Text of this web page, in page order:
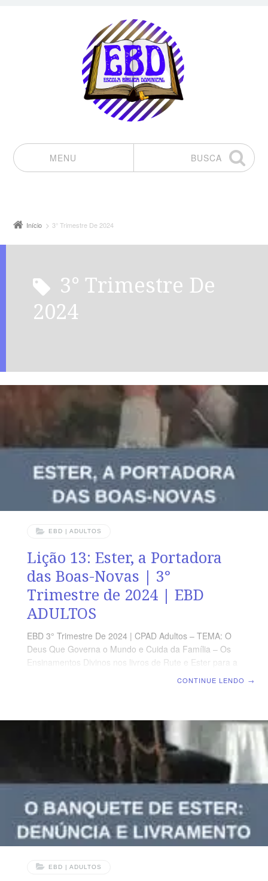
MENU
BUSCA
Início 3° Trimestre De 2024
3° Trimestre De
2024
EBD | ADULTOS
Lição 13: Ester, a Portadora
das Boas-Novas | 3°
Trimestre de 2024 | EBD
ADULTOS
EBD 3° Trimestre De 2024 | CPAD Adultos – TEMA: O
Deus Que Governa o Mundo e Cuida da Família – Os
Ensinamentos Divinos nos livros de Rute e Ester para a
para transformar trevas em luz, tristeza em alegria,
angústia em júbilo, humilhação em honra. LEITURA
DIÁRIA Segunda – Et 8.7,8 O decreto do rei Assuero
CONTINUE LENDO →
EBD | ADULTOS